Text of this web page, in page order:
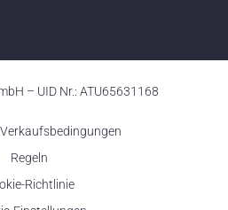
– UID Nr.: ATU65631168
Regeln
Richtlinie